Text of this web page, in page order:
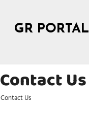
GR PORTAL
Contact Us
Contact Us